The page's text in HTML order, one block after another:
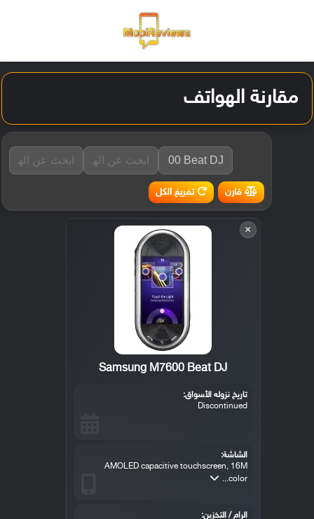
مقارنة الهواتف
قارن تفريغ الكل
×
Samsung M7600 Beat DJ
تاريخ نزوله الأسواق:
Discontinued
الشاشة:
AMOLED capacitive touchscreen, 16M
color...
الرام / التخزين: